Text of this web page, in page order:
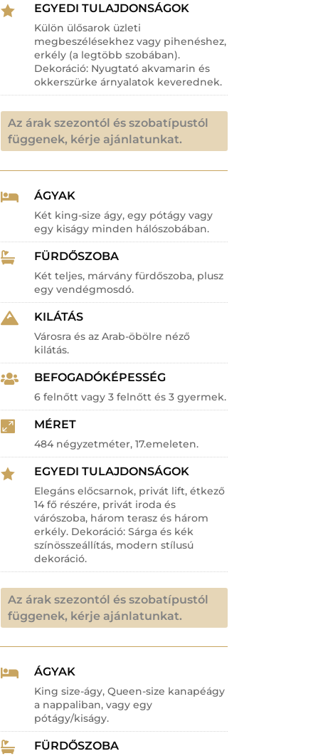
 EGYEDI TULAJDONSÁGOK
Külön ülősarok üzleti
megbeszélésekhez vagy pihenéshez,
erkély (a legtöbb szobában).
Dekoráció: Nyugtató akvamarin és
okkerszürke árnyalatok keverednek.
Az árak szezontól és szobatípustól
függenek, kérje ajánlatunkat.
 ÁGYAK
Két king-size ágy, egy pótágy vagy
egy kiságy minden hálószobában.
 FÜRDŐSZOBA
Két teljes, márvány fürdőszoba, plusz
egy vendégmosdó.
 KILÁTÁS
Városra és az Arab-öbölre néző
kilátás.
 BEFOGADÓKÉPESSÉG
6 felnőtt vagy 3 felnőtt és 3 gyermek.
 MÉRET
484 négyzetméter, 17.emeleten.
 EGYEDI TULAJDONSÁGOK
Elegáns előcsarnok, privát lift, étkező
14 fő részére, privát iroda és
várószoba, három terasz és három
erkély. Dekoráció: Sárga és kék
színösszeállítás, modern stílusú
dekoráció.
Az árak szezontól és szobatípustól
függenek, kérje ajánlatunkat.
 ÁGYAK
King size-ágy, Queen-size kanapéágy
a nappaliban, vagy egy
pótágy/kiságy.
 FÜRDŐSZOBA